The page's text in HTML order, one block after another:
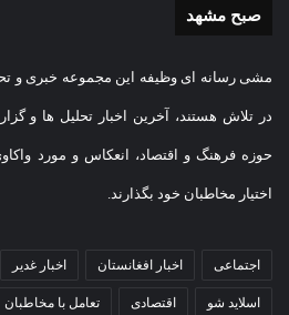
صبح مشهد
مشی رسانه ای وظیفه این مجموعه خبری و
در تلاش هستند، آخرین اخبار تحلیل ها و
حوزه فرهنگ و اقتصاد، انعکاس و مورد
اختیار مخاطبان خود بگذارند.
اجتماعی اخبار افغانستان اخبار غدیر
اسلاید شو اقتصادی تعامل با مخاطبان